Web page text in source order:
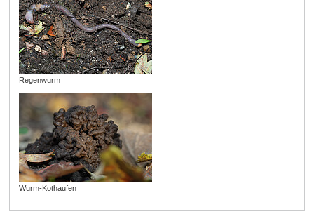
Regenwurm
Wurm-Kothaufen